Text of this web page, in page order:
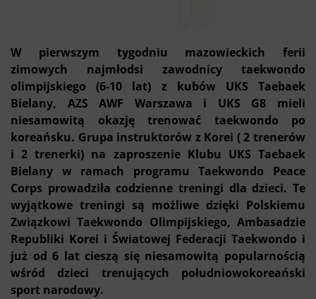
W pierwszym tygodniu mazowieckich ferii
zimowych najmłodsi zawodnicy taekwondo
olimpijskiego (6-10 lat) z kubów UKS Taebaek
Bielany, AZS AWF Warszawa i UKS G8 mieli
niesamowitą okazję trenować taekwondo po
koreańsku. Grupa instruktorów z Korei ( 2 trenerów
i 2 trenerki) na zaproszenie Klubu UKS Taebaek
Bielany w ramach programu Taekwondo Peace
Corps prowadziła codzienne treningi dla dzieci. Te
wyjątkowe treningi są możliwe dzięki Polskiemu
Związkowi Taekwondo Olimpijskiego, Ambasadzie
Republiki Korei i Światowej Federacji Taekwondo i
już od 6 lat cieszą się niesamowitą popularnością
wśród dzieci trenujących południowokoreański
sport narodowy.